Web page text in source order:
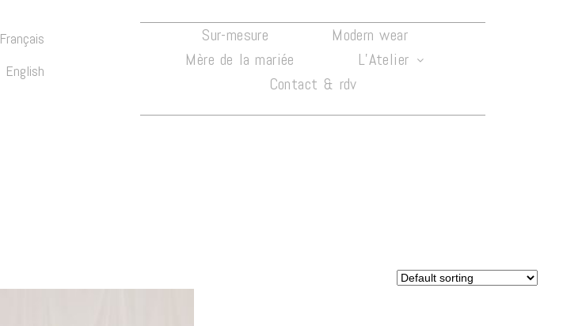
Français
English
Sur-mesure
Modern wear
Mère de la mariée
L’Atelier
Contact & rdv